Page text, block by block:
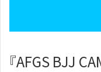
『AFGS BJJ